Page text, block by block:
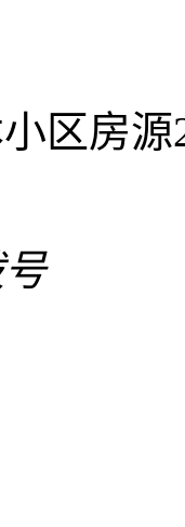
区房